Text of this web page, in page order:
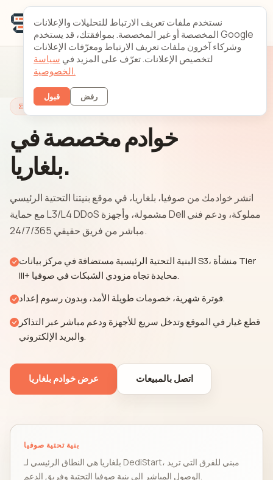
خوادم بلغاريا
خوادم مخصصة في
بلغاريا.
انشر خوادمك من صوفيا، بلغاريا، في موقع بنيتنا التحتية الرئيسي
مع حماية L3/L4 DDoS مشمولة، وأجهزة Dell مملوكة، ودعم فني
مباشر من فريق حقيقي 24/7/365.
البنية التحتية الرئيسية مستضافة في مركز بيانات S3، منشأة Tier
III+ محايدة تجاه مزودي الشبكات في صوفيا.
فوترة شهرية، خصومات طويلة الأمد، وبدون رسوم إعداد.
قطع غيار في الموقع وتدخل سريع للأجهزة ودعم مباشر عبر التذاكر
والبريد الإلكتروني.
عرض خوادم بلغاريا اتصل بالمبيعات
بنية تحتية صوفيا
بلغاريا هي النطاق الرئيسي لـ DediStart، مبني للفرق التي تريد
نستخدم ملفات تعريف الارتباط للتحليلات والإعلانات
المخصصة أو غير المخصصة. بموافقتك، قد يستخدم Google
وشركاء آخرون ملفات تعريف الارتباط ومعرّفات الإعلانات
لتخصيص الإعلانات. تعرّف على المزيد في سياسة
الخصوصية.
قبول رفض